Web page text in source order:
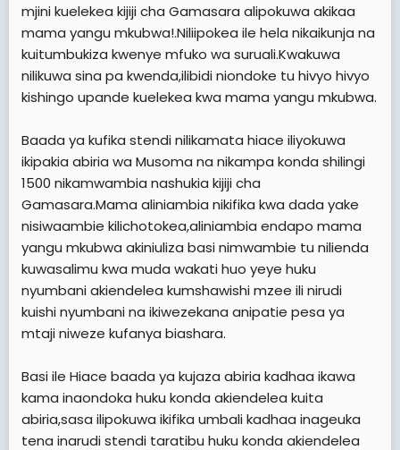
mjini kuelekea kijiji cha Gamasara alipokuwa akikaa
mama yangu mkubwa!.Niliipokea ile hela nikaikunja na
kuitumbukiza kwenye mfuko wa suruali.Kwakuwa
nilikuwa sina pa kwenda,ilibidi niondoke tu hivyo hivyo
kishingo upande kuelekea kwa mama yangu mkubwa.
Baada ya kufika stendi nilikamata hiace iliyokuwa
ikipakia abiria wa Musoma na nikampa konda shilingi
1500 nikamwambia nashukia kijiji cha
Gamasara.Mama aliniambia nikifika kwa dada yake
nisiwaambie kilichotokea,aliniambia endapo mama
yangu mkubwa akiniuliza basi nimwambie tu nilienda
kuwasalimu kwa muda wakati huo yeye huku
nyumbani akiendelea kumshawishi mzee ili nirudi
kuishi nyumbani na ikiwezekana anipatie pesa ya
mtaji niweze kufanya biashara.
Basi ile Hiace baada ya kujaza abiria kadhaa ikawa
kama inaondoka huku konda akiendelea kuita
abiria,sasa ilipokuwa ikifika umbali kadhaa inageuka
tena inarudi stendi taratibu huku konda akiendelea